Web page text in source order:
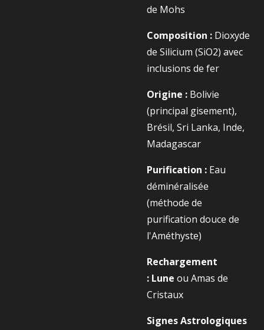
de Mohs
Composition : Dioxyde
de Silicium (SiO2​) avec
inclusions de fer
Origine : Bolivie
(principal gisement),
Brésil, Sri Lanka, Inde,
Madagascar
Purification : Eau
déminéralisée
(méthode de
purification douce de
l'Améthyste)
Rechargement
: Lune ou Amas de
Cristaux
Signes Astrologiques